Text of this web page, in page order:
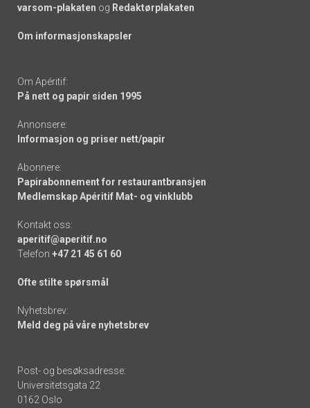
varsom-plakaten og Redaktørplakaten
Om informasjonskapsler
Om Apéritif:
På nett og papir siden 1995
Annonsere:
Informasjon og priser nett/papir
Abonnere:
Papirabonnement for restaurantbransjen
Medlemskap Apéritif Mat- og vinklubb
Kontakt oss:
aperitif@aperitif.no
Telefon +47 21 45 61 60
Ofte stilte spørsmål
Nyhetsbrev:
Meld deg på våre nyhetsbrev
Post- og besøksadresse:
Universitetsgata 22
0162 Oslo